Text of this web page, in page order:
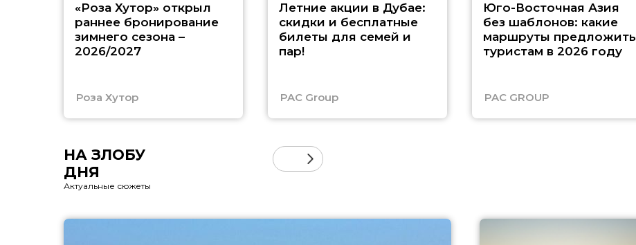
«Роза Хутор» открыл
раннее бронирование
зимнего сезона –
2026/2027
Роза Хутор
Летние акции в Дубае:
скидки и бесплатные
билеты для семей и
пар!
PAC Group
Юго-Восточная Азия
без шаблонов: какие
маршруты предложить
туристам в 2026 году
PAC GROUP
НА ЗЛОБУ
ДНЯ
Актуальные сюжеты